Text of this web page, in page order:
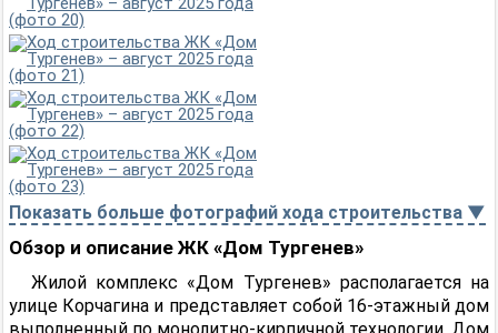
Показать больше фотографий хода строительства ▼
Обзор и описание ЖК «Дом Тургенев»
Жилой комплекс «Дом Тургенев» располагается на
улице Корчагина и представляет собой 16-этажный дом